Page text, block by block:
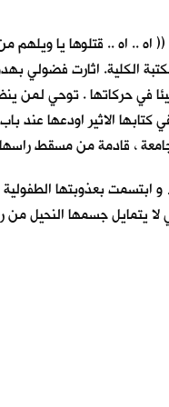
اه .. اه .. قتلوها يا
الكلية. اثارت فضولي
في حركاتها . توحي لمن
كتابها الاثير اودعها
، قادمة من مسقط
بعذوبتها
لا يتمايل جسمها النحيل من